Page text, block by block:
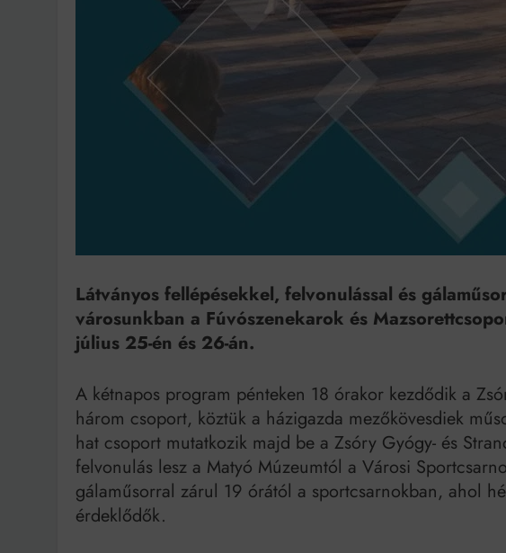
Bitumenes
Látványos fellépésekkel, felvonulással és
városunkban a Fúvószenekarok és
július 25-én és 26-án.
A kétnapos program pénteken 18 órakor kezdődik a
három csoport, köztük a házigazda mezőkövesdiek
hat csoport mutatkozik majd be a Zsóry Gyógy- és
felvonulás lesz a Matyó Múzeumtól a Városi
gálaműsorral zárul 19 órától a sportcsarnokban, ahol
érdeklődők.